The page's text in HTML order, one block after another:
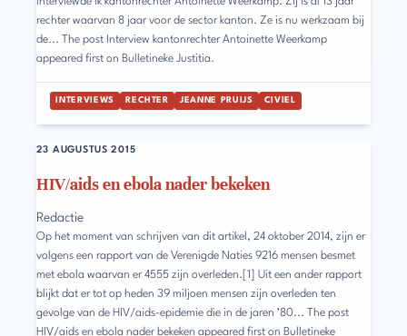
rechter waarvan 8 jaar voor de sector kanton. Ze is nu werkzaam bij
de... The post Interview kantonrechter Antoinette Weerkamp
appeared first on Bulletineke Justitia.
INTERVIEWS RECHTER JEANNE PRUIJS CIVIEL
HIV/aids en ebola nader bekeken
23 AUGUSTUS 2015
Redactie
Op het moment van schrijven van dit artikel, 24 oktober 2014, zijn er
volgens een rapport van de Verenigde Naties 9216 mensen besmet
met ebola waarvan er 4555 zijn overleden.[1] Uit een ander rapport
blijkt dat er tot op heden 39 miljoen mensen zijn overleden ten
gevolge van de HIV/aids-epidemie die in de jaren ’80... The post
HIV/aids en ebola nader bekeken appeared first on Bulletineke